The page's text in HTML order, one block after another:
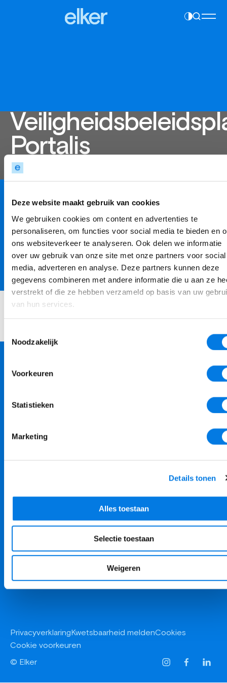
Deze website maakt gebruik van cookies
We gebruiken cookies om content en advertenties te
personaliseren, om functies voor social media te bieden en
ons websiteverkeer te analyseren. Ook delen we informatie
over uw gebruik van onze site met onze partners voor social
media, adverteren en analyse. Deze partners kunnen deze
gegevens combineren met andere informatie die u aan ze
verstrekt of die ze hebben verzameld op basis van uw
van hun services.
Noodzakelijk
Voorkeuren
Statistieken
Marketing
Details tonen
Alles toestaan
Selectie toestaan
Weigeren
Contrast
Portalis
beleid te voeren die gericht is op een sociaal
veilige school voor alle leerlingen. Portalis heeft
dit beleid vastgelegd in het
veiligheidsbeleidsplan. Het volledige plan ishier
terug te lezen.
& onderwijs
toon alle locaties
Over Elker
© Elker
Privacyverklaring Kwetsbaarheid meldenCookies
Cookie voorkeuren